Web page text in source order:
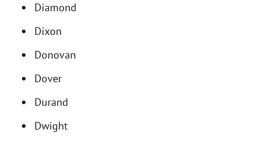
Diamond
Dixon
Donovan
Dover
Durand
Dwight